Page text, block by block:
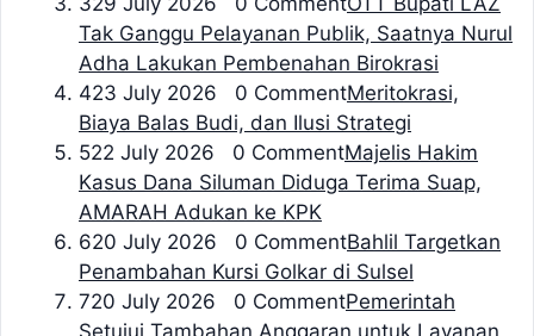
Tak Ganggu Pelayanan Publik, Saatnya Nurul
Adha Lakukan Pembenahan Birokrasi
423 July 2026 0 CommentMeritokrasi,
Biaya Balas Budi, dan Ilusi Strategi
522 July 2026 0 CommentMajelis Hakim
Kasus Dana Siluman Diduga Terima Suap,
AMARAH Adukan ke KPK
620 July 2026 0 CommentBahlil Targetkan
Penambahan Kursi Golkar di Sulsel
720 July 2026 0 CommentPemerintah